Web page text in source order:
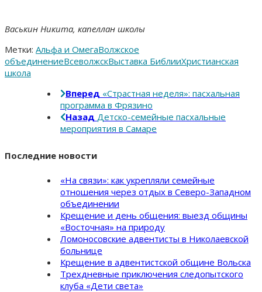
Васькин Никита, капеллан школы
Метки: Альфа и ОмегаВолжское
объединениеВсеволжскВыставка БиблииХристианская
школа
Вперед «Страстная неделя»: пасхальная
программа в Фрязино
Назад Детско-семейные пасхальные
мероприятия в Самаре
Последние новости
«На связи»: как укрепляли семейные
отношения через отдых в Северо-Западном
объединении
Крещение и день общения: выезд общины
«Восточная» на природу
Ломоносовские адвентисты в Николаевской
больнице
Крещение в адвентистской общине Вольска
Трехдневные приключения следопытского
клуба «Дети света»